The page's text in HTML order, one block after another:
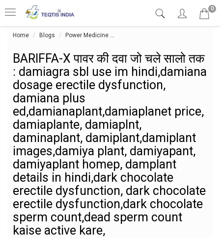
0
Home Blogs Power Medicine
BARIFFA-X पावर की दवा जो चले सालो तक
: damiagra sbl use im hindi,damiana
dosage erectile dysfunction,
damiana plus
ed,damianaplant,damiaplanet price,
damiaplante, damiaplnt,
daminaplant, damiplant,damiplant
images,damiya plant, damiyapant,
damiyaplant homep, damplant
details in hindi,dark chocolate
erectile dysfunction, dark chocolate
erectile dysfunction,dark chocolate
sperm count,dead sperm count
kaise active kare,